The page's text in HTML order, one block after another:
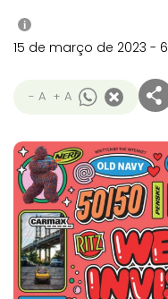
i
15 de março de 2023 -
- A + A